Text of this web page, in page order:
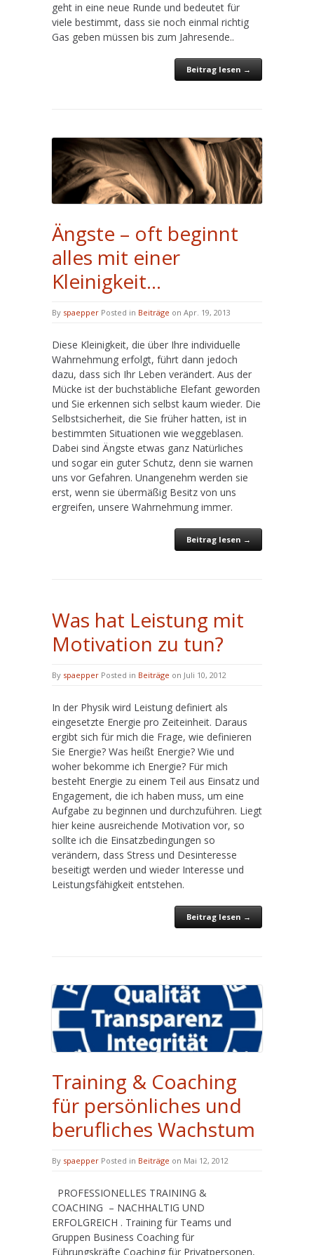
geht in eine neue Runde und bedeutet für
viele bestimmt, dass sie noch einmal richtig
Gas geben müssen bis zum Jahresende..
Beitrag lesen →
Ängste – oft beginnt
alles mit einer
Kleinigkeit…
By spaepper Posted in Beiträge on Apr. 19, 2013
Diese Kleinigkeit, die über Ihre individuelle
Wahrnehmung erfolgt, führt dann jedoch
dazu, dass sich Ihr Leben verändert. Aus der
Mücke ist der buchstäbliche Elefant geworden
und Sie erkennen sich selbst kaum wieder. Die
Selbstsicherheit, die Sie früher hatten, ist in
bestimmten Situationen wie weggeblasen.
Dabei sind Ängste etwas ganz Natürliches
und sogar ein guter Schutz, denn sie warnen
uns vor Gefahren. Unangenehm werden sie
erst, wenn sie übermäßig Besitz von uns
ergreifen, unsere Wahrnehmung immer.
Beitrag lesen →
Was hat Leistung mit
Motivation zu tun?
By spaepper Posted in Beiträge on Juli 10, 2012
In der Physik wird Leistung definiert als
eingesetzte Energie pro Zeiteinheit. Daraus
ergibt sich für mich die Frage, wie definieren
Sie Energie? Was heißt Energie? Wie und
woher bekomme ich Energie? Für mich
besteht Energie zu einem Teil aus Einsatz und
Engagement, die ich haben muss, um eine
Aufgabe zu beginnen und durchzuführen. Liegt
hier keine ausreichende Motivation vor, so
sollte ich die Einsatzbedingungen so
verändern, dass Stress und Desinteresse
beseitigt werden und wieder Interesse und
Leistungsfähigkeit entstehen.
Beitrag lesen →
Training & Coaching
für persönliches und
berufliches Wachstum
By spaepper Posted in Beiträge on Mai 12, 2012
PROFESSIONELLES TRAINING &
COACHING – NACHHALTIG UND
ERFOLGREICH . Training für Teams und
Gruppen Business Coaching für
Führungskräfte Coaching für Privatpersonen,